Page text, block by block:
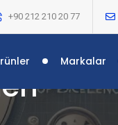
+90 212 210 20 77
Markalar